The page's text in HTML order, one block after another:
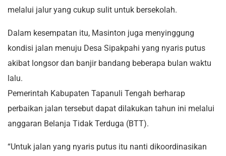
melalui jalur yang cukup sulit untuk bersekolah.
Dalam kesempatan itu, Masinton juga menyinggung
kondisi jalan menuju Desa Sipakpahi yang nyaris putus
akibat longsor dan banjir bandang beberapa bulan waktu
lalu.
Pemerintah Kabupaten Tapanuli Tengah berharap
perbaikan jalan tersebut dapat dilakukan tahun ini melalui
anggaran Belanja Tidak Terduga (BTT).
“Untuk jalan yang nyaris putus itu nanti dikoordinasikan